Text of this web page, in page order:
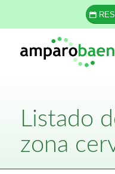
Listado
zona